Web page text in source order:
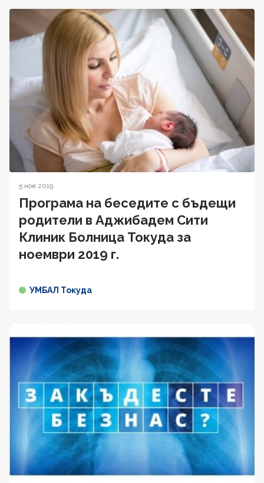
5 ное 2019
Програма на беседите с бъдещи
родители в Аджибадем Сити
Клиник Болница Токуда за
ноември 2019 г.
УМБАЛ Токуда